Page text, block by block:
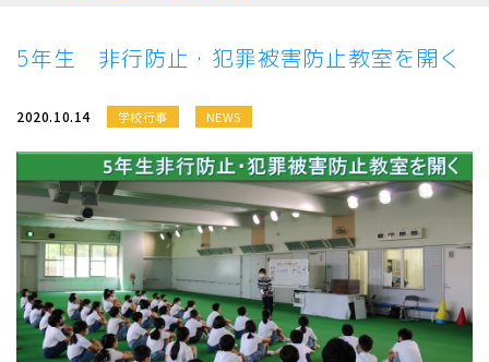
5年生 非行防止・犯罪被害防止教室を開く
2020.10.14 学校行事 NEWS